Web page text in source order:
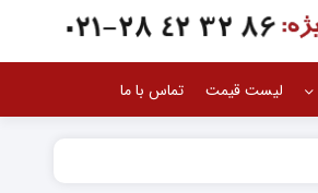
لیست قیمت تماس با ما